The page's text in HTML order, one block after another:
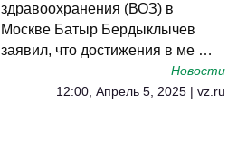
здравоохранения (ВОЗ) в
Москве Батыр Бердыклычев
заявил, что достижения в ме …
Новости
12:00, Апрель 5, 2025 | vz.ru